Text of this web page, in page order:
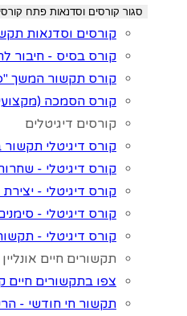
סגור קורסים וסדנאות פתח
קורסים וסדנאות
קורס בסיס - חיבור
קורס תקשור המשך
קורס הסמכה
קורסים דיגיטלים
קורס דיגיטלי תקשור
קורס דיגיטלי -
קורס דיגיטלי -
קורס דיגיטלי -
קורס דיגיטלי -
תקשורים חיים אונליין
צפו בתקשורים חיים
תקשור חי חודשי -